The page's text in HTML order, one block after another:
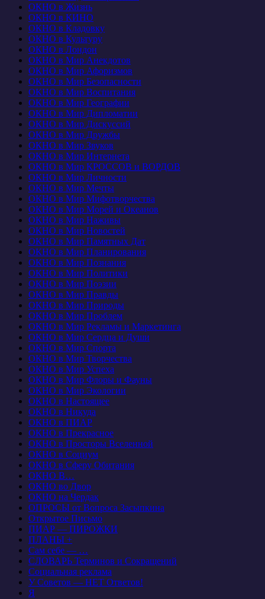
ОКНО в Жизнь
ОКНО в КИНО
ОКНО в Кладовку
ОКНО в Культуру
ОКНО в Лондон
ОКНО в Мир Анекдотов
ОКНО в Мир Афоризмов
ОКНО в Мир Безопасности
ОКНО в Мир Воспитания
ОКНО в Мир Географии
ОКНО в Мир Дипломатии
ОКНО в Мир Дискуссий
ОКНО в Мир Дружбы
ОКНО в Мир Звуков
ОКНО в Мир Интернета
ОКНО в Мир КРОССОВ и ВОРДОВ
ОКНО в Мир Личности
ОКНО в Мир Мечты
ОКНО в Мир Мифотворчества
ОКНО в Мир Морей и Океанов
ОКНО в Мир Наживы
ОКНО в Мир Новостей
ОКНО в Мир Памятных Дат
ОКНО в Мир Планирования
ОКНО в Мир Познания
ОКНО в Мир Политики
ОКНО в Мир Поэзии
ОКНО в Мир Правды
ОКНО в Мир Природы
ОКНО в Мир Проблем
ОКНО в Мир Рекламы и Маркетинга
ОКНО в Мир Сердца и Души
ОКНО в Мир Спорта
ОКНО в Мир Творчества
ОКНО в Мир Успеха
ОКНО в Мир Флоры и Фауны
ОКНО в Мир Экологии
ОКНО в Настоящее
ОКНО в Никуда
ОКНО в ПИАР
ОКНО в Прекрасное
ОКНО в Просторы Вселенной
ОКНО в Социум
ОКНО в Сферу Обитания
ОКНО В…
ОКНО во Двор
ОКНО на Чердак
ОПРОСЫ от Вопроса Засыпкина
Открытое Письмо
ПИАР — ПИРОЖКИ
ПЛАНЫ +
Сам себе — …
СЛОВАРЬ Терминов и Сокращений
Социальная реклама
У Советов — НЕТ Ответов!
Я